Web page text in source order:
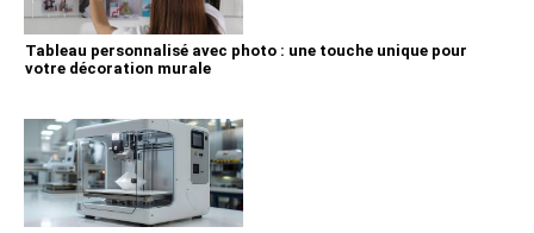
Tableau personnalisé avec photo : une touche unique pour
votre décoration murale